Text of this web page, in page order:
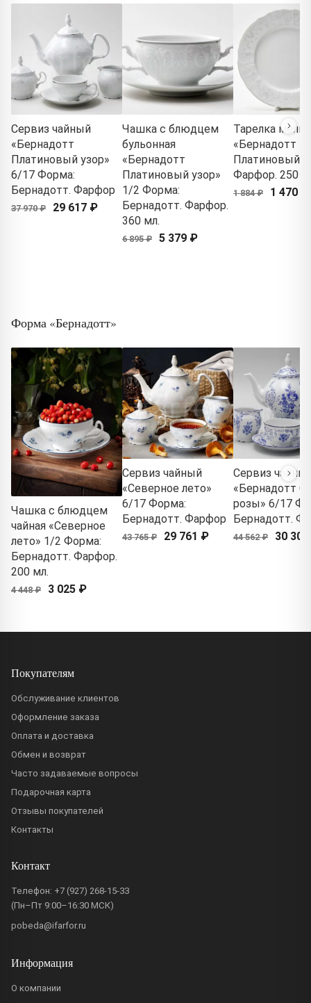
Сервиз чайный
«Бернадотт
Платиновый узор»
6/17 Форма:
Бернадотт. Фарфор
37 970 ₽ 29 617 ₽
Чашка с блюдцем
бульонная
«Бернадотт
Платиновый узор»
1/2 Форма:
Бернадотт. Фарфор.
360 мл.
6 895 ₽ 5 379 ₽
Тарелка
«Бернадотт
Платиновый
Фарфор. 250
1 884 ₽ 1 470 ₽
Форма «Бернадотт»
Чашка с блюдцем
чайная «Северное
лето» 1/2 Форма:
Бернадотт. Фарфор.
200 мл.
4 448 ₽ 3 025 ₽
Сервиз чайный
«Северное лето»
6/17 Форма:
Бернадотт. Фарфор
43 765 ₽ 29 761 ₽
Сервиз
«Бернадотт
розы» 6/17
Бернадотт.
44 562 ₽ 30
Покупателям
Обслуживание клиентов
Оформление заказа
Оплата и доставка
Обмен и возврат
Часто задаваемые вопросы
Подарочная карта
Отзывы покупателей
Контакты
Контакт
Телефон: +7 (927) 268-15-33
(Пн–Пт 9:00–16:30 МСК)
pobeda@ifarfor.ru
Информация
О компании